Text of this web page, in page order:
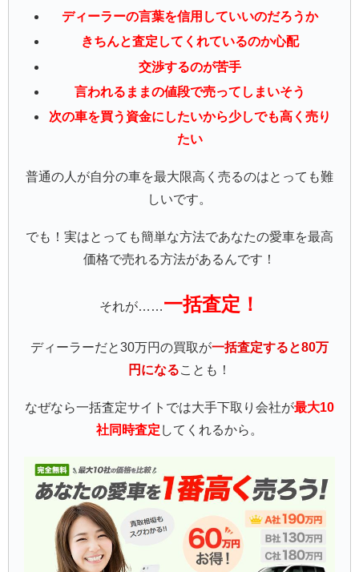
ディーラーの言葉を信用していいのだろうか
きちんと査定してくれているのか心配
交渉するのが苦手
言われるままの値段で売ってしまいそう
次の車を買う資金にしたいから少しでも高く売り
たい
普通の人が自分の車を最大限高く売るのはとっても難
しいです。
でも！実はとっても簡単な方法であなたの愛車を最高
価格で売れる方法があるんです！
それが……一括査定！
ディーラーだと30万円の買取が一括査定すると80万
円になることも！
なぜなら一括査定サイトでは大手下取り会社が最大10
社同時査定 してくれるから。